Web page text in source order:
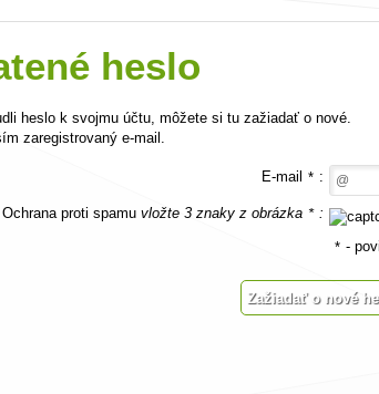
heslo
heslo k svojmu účtu, môžete si tu zažiadať o nové.
zaregistrovaný e-mail.
E-mail * :
Ochrana proti spamu vložte 3 znaky z obrázka * :
* -